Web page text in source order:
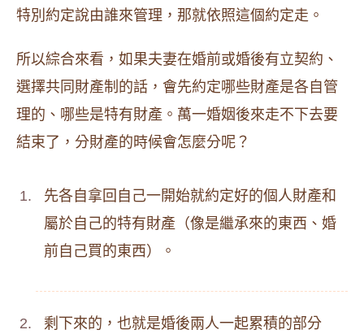
特別約定說由誰來管理，那就依照這個約定走。
所以綜合來看，如果夫妻在婚前或婚後有立契約、
選擇共同財產制的話，會先約定哪些財產是各自管
理的、哪些是特有財產。萬一婚姻後來走不下去要
結束了，分財產的時候會怎麼分呢？
先各自拿回自己一開始就約定好的個人財產和
屬於自己的特有財產（像是繼承來的東西、婚
前自己買的東西）。
剩下來的，也就是婚後兩人一起累積的部分